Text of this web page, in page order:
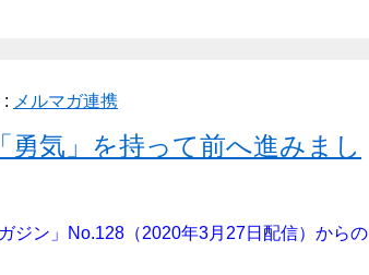
: メルマガ連携
勇気」を持って前へ進みまし
ジン」No.128（2020年3月27日配信）からの